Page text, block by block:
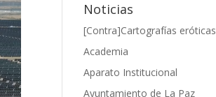
Noticias
[Contra]Cartografías eróticas
Academia
Aparato Institucional
Ayuntamiento de La Paz